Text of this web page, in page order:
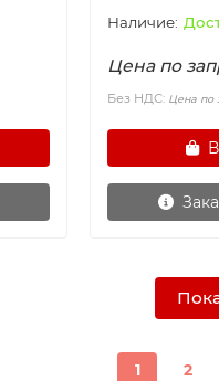
Цена по
Без НДС: Цена по
1 2